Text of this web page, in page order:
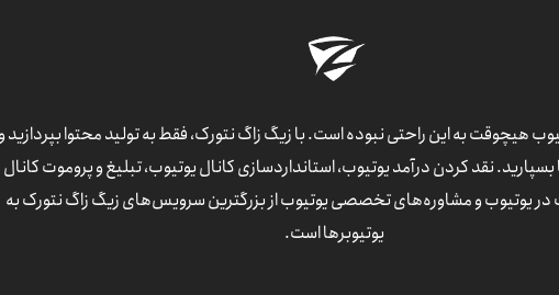
هیچوقت به این راحتی نبوده است. با زیگ زاگ نتورک، فقط به تولید محتوا بپردازید و
بسپارید. نقد کردن درآمد یوتیوب، استانداردسازی کانال یوتیوب، تبلیغ و پروموت کانال
در یوتیوب و مشاوره‌های تخصصی یوتیوب از بزرگترین سرویس‌های زیگ زاگ نتورک به
یوتیوبرها است.